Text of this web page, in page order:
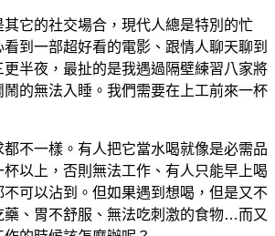
它的社交場合，現代人總是特別的忙
到一部超好看的電影、跟情人聊天聊到
半夜，最扯的是我遇過隔壁練習八家將
的無法入睡。我們需要在上工前來一杯
不一樣。有人把它當水喝就像是必需品
以上，否則無法工作、有人只能早上喝
可以沾到。但如果遇到想喝，但是又不
藥、胃不舒服、無法吃刺激的食物…而又